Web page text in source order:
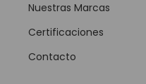
Nuestras Marcas
Certificaciones
Contacto